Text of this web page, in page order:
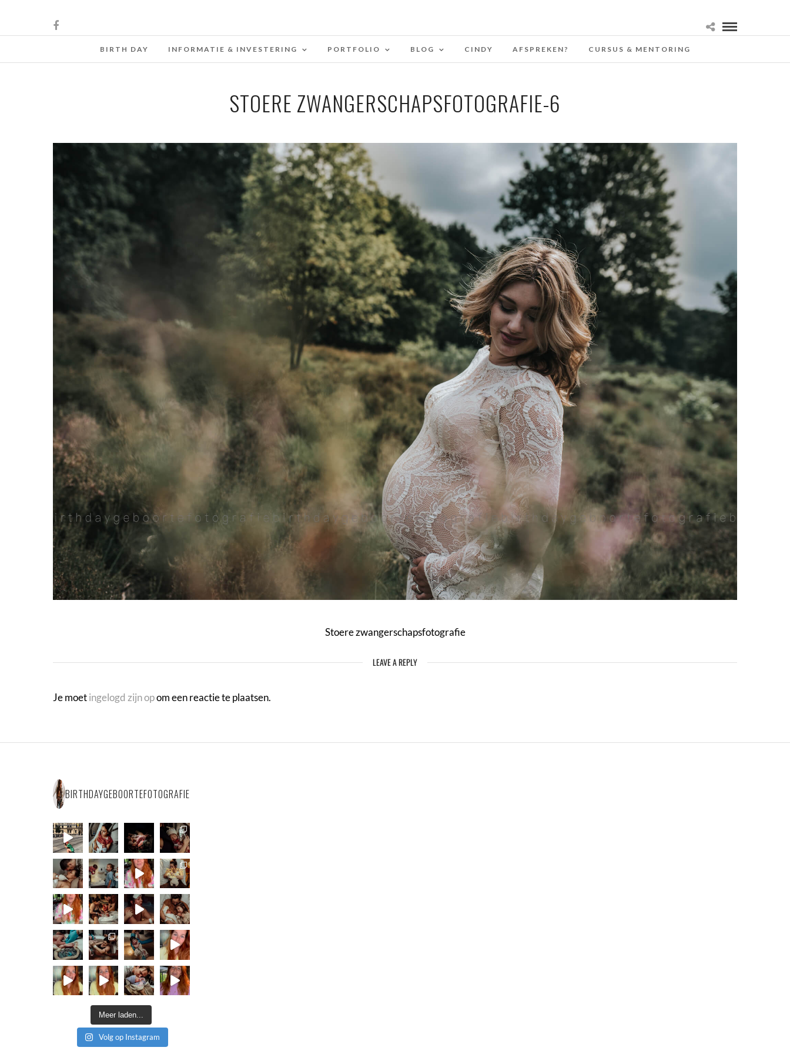
BIRTH DAY INFORMATIE & INVESTERING PORTFOLIO BLOG CINDY AFSPREKEN? CURSUS & MENTORING
STOERE ZWANGERSCHAPSFOTOGRAFIE-6
Stoere zwangerschapsfotografie
LEAVE A REPLY
Je moetingelogd zijn opom een reactie te plaatsen.
BIRTHDAYGEBOORTEFOTOGRAFIE
Meer laden...
Volg op Instagram